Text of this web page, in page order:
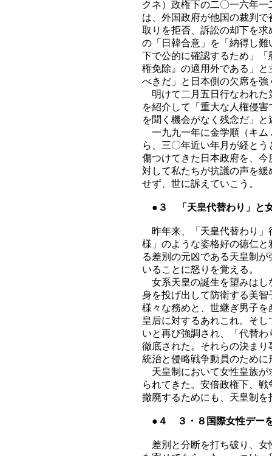
クネ）政権下の二〇一六年
は、外国政府が他国の裁判
取りを拒否、訴訟の却下を
の「日韓合意」を「納得し
下で公的に確認するため」
権免除』の適用外である」
べきだ」と日本側の欠席を
明けて二月五日行なわれた
を紹介して「重大な人権侵
を聞く機会がなく残念だ」と
一九九一年に金学順（キム
ら、三〇年近い年月が経と
傷つけてきた日本政府を、
対して私たちが抗議の声を
せず、世に訴えていこう。
●３ 「天皇代替わり」と
昨年来、「天皇代替わり」
様」のような姿格好の徳仁
る差別の元凶である天皇制
いることに怒りを覚える。
女系天皇の誕生を望みはし
身を投げ出して防衛する美
様々な務めと、世継ぎ男子
皇后に対するあれこれ。そ
いと再び強調され、「代替
徹底された。それらの決ま
統治と侵略戦争動員のため
天皇制において女性皇族が
られてきた。安倍政権下、
撤廃するためにも、天皇制を
●４ ３・８国際女性デー
差別と分断を打ち破り、女